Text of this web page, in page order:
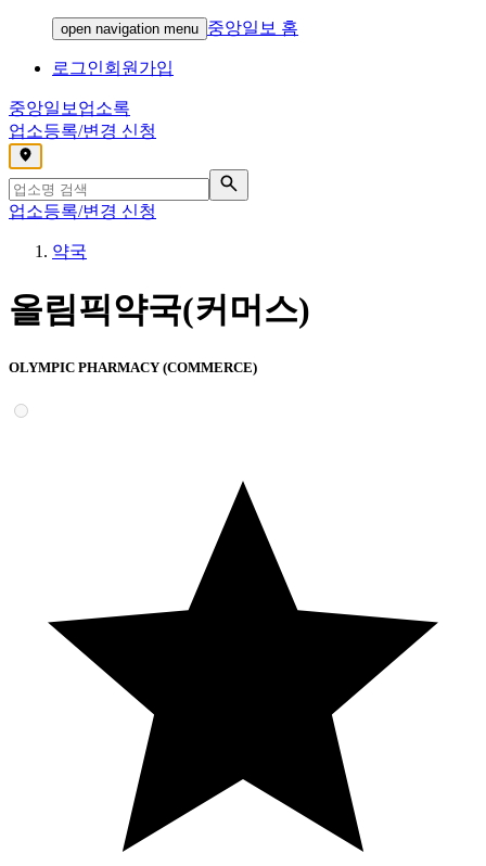
open navigation menu 중앙일보 홈
로그인회원가입
중앙일보 업소록
업소등록/변경 신청
,
업소등록/변경 신청
약국
올림픽약국(커머스)
OLYMPIC PHARMACY (COMMERCE)